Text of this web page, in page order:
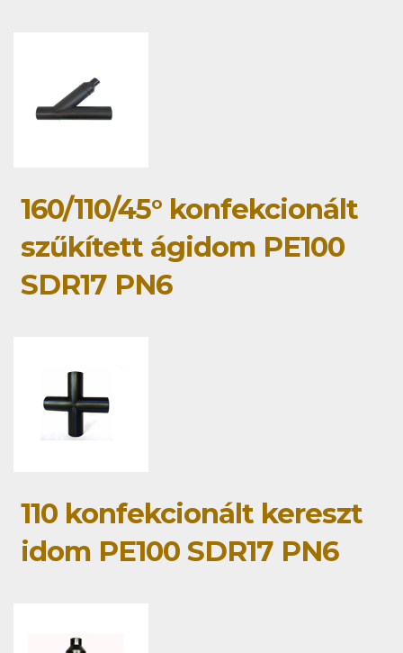
160/110/45° konfekcionált
szűkített ágidom PE100
SDR17 PN6
110 konfekcionált kereszt
idom PE100 SDR17 PN6